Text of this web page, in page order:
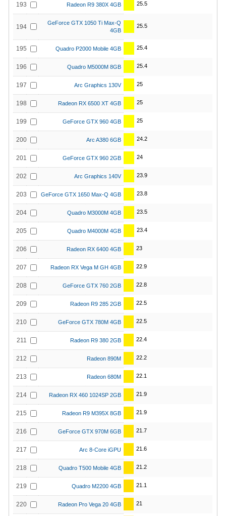
193 Radeon R9 380X 4GB 25.5
194
GeForce GTX 1050 Ti Max-Q
4GB
25.5
195 Quadro P2000 Mobile 4GB 25.4
196 Quadro M5000M 8GB 25.4
197 Arc Graphics 130V 25
198 Radeon RX 6500 XT 4GB 25
199 GeForce GTX 960 4GB 25
200 Arc A380 6GB 24.2
201 GeForce GTX 960 2GB 24
202 Arc Graphics 140V 23.9
203 GeForce GTX 1650 Max-Q 4GB 23.8
204 Quadro M3000M 4GB 23.5
205 Quadro M4000M 4GB 23.4
206 Radeon RX 6400 4GB 23
207 Radeon RX Vega M GH 4GB 22.9
208 GeForce GTX 760 2GB 22.8
209 Radeon R9 285 2GB 22.5
210 GeForce GTX 780M 4GB 22.5
211 Radeon R9 380 2GB 22.4
212 Radeon 890M 22.2
213 Radeon 680M 22.1
214 Radeon RX 460 1024SP 2GB 21.9
215 Radeon R9 M395X 8GB 21.9
216 GeForce GTX 970M 6GB 21.7
217 Arc 8-Core iGPU 21.6
218 Quadro T500 Mobile 4GB 21.2
219 Quadro M2200 4GB 21.1
220 Radeon Pro Vega 20 4GB 21